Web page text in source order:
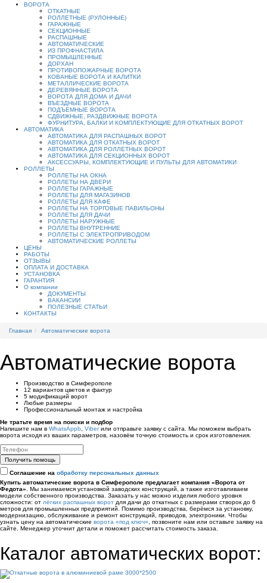
ВОРОТА
ОТКАТНЫЕ
РОЛЛЕТНЫЕ (РУЛОННЫЕ)
ГАРАЖНЫЕ
СЕКЦИОННЫЕ
РАСПАШНЫЕ
АВТОМАТИЧЕСКИЕ
ИЗ ПРОФНАСТИЛА
ПРОМЫШЛЕННЫЕ
ДОРХАН
ПРОТИВОПОЖАРНЫЕ ВОРОТА
КОВАНЫЕ ВОРОТА И КАЛИТКИ
МЕТАЛЛИЧЕСКИЕ ВОРОТА
ДЕРЕВЯННЫЕ ВОРОТА
ВОРОТА ДЛЯ ДОМА И ДАЧИ
ВЪЕЗДНЫЕ ВОРОТА
ПОДЪЕМНЫЕ ВОРОТА
СДВИЖНЫЕ, РАЗДВИЖНЫЕ ВОРОТА
ФУРНИТУРА, БАЛКИ И КОМПЛЕКТУЮЩИЕ ДЛЯ ОТКАТНЫХ ВОРОТ
АВТОМАТИКА
АВТОМАТИКА ДЛЯ РАСПАШНЫХ ВОРОТ
АВТОМАТИКА ДЛЯ ОТКАТНЫХ ВОРОТ
АВТОМАТИКА ДЛЯ РОЛЛЕТНЫХ ВОРОТ
АВТОМАТИКА ДЛЯ СЕКЦИОННЫХ ВОРОТ
АКСЕССУАРЫ, КОМПЛЕКТУЮЩИЕ И ПУЛЬТЫ ДЛЯ АВТОМАТИКИ
РОЛЛЕТЫ
РОЛЛЕТЫ НА ОКНА
РОЛЛЕТЫ НА ДВЕРИ
РОЛЛЕТЫ ГАРАЖНЫЕ
РОЛЛЕТЫ ДЛЯ МАГАЗИНОВ
РОЛЛЕТЫ ДЛЯ КАФЕ
РОЛЛЕТЫ НА ТОРГОВЫЕ ПАВИЛЬОНЫ
РОЛЛЕТЫ ДЛЯ ДАЧИ
РОЛЛЕТЫ НАРУЖНЫЕ
РОЛЛЕТЫ ВНУТРЕННИЕ
РОЛЛЕТЫ С ЭЛЕКТРОПРИВОДОМ
АВТОМАТИЧЕСКИЕ РОЛЛЕТЫ
ЦЕНЫ
РАБОТЫ
ОТЗЫВЫ
ОПЛАТА И ДОСТАВКА
УСТАНОВКА
ГАРАНТИЯ
О компании
ДОКУМЕНТЫ
ВАКАНСИИ
ПОЛЕЗНЫЕ СТАТЬИ
КОНТАКТЫ
Главная Автоматические ворота
Автоматические ворота
Производство в Симферополе
12 вариантов цветов и фактур
5 модификаций ворот
Любые размеры
Профессиональный монтаж и настройка
Не тратьте время на поиски и подбор
Напишите нам в WhatsAppb Viberили отправьте заявку с сайта. Мы поможем выбрать
ворота исходя из ваших параметров, назовём точную стоимость и срок изготовления.
Получить помощь
Соглашение на обработку персональных данных
Купить автоматические ворота в Симферополе предлагает компания «Ворота от
Федота» . Мы занимаемся установкой заводских конструкций, а также изготавливаем
модели собственного производства. Заказать у нас можно изделия любого уровня
сложности: от лёгких распашных ворот для дачи до откатных с размерами створок до 6
метров для промышленных предприятий. Помимо производства, берёмся за установку,
модернизацию, обслуживание и ремонт конструкций, приводов, электроники. Чтобы
узнать цену на автоматические ворота «под ключ» , позвоните нам или оставьте заявку на
сайте. Менеджер уточнит детали и поможет рассчитать стоимость заказа.
Каталог автоматических ворот: